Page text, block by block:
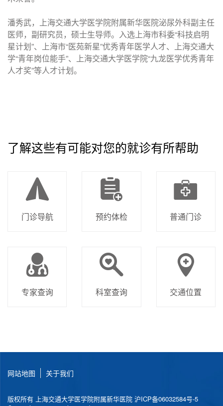
潘秀武，上海交通大学医学院附属新华医院泌尿外科副主任
医师，副研究员，硕士生导师。入选上海市科委“科技启明
星计划”、上海市“医苑新星”优秀青年医学人才、上海交通大
学“青年岗位能手”、上海交通大学医学院“九龙医学优秀青年
人才奖”等人才计划。
了解这些有可能对您的就诊有所帮助
门诊导航 预约体检 普通门诊
专家查询 科室查询 交通位置
网站地图 关于我们
版权所有 上海交通大学医学院附属新华医院 沪ICP备06032584号-5